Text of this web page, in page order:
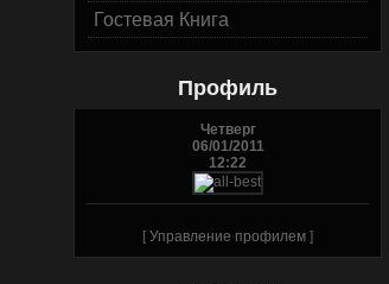
Гостевая Книга
Профиль
Четверг
06/01/2011
12:22
[ Управление профилем ]